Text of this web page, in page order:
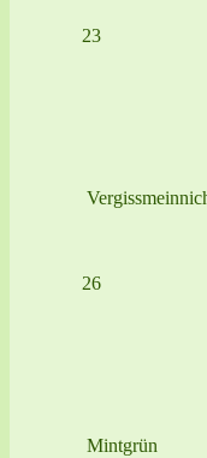
23
26
Mintgrün